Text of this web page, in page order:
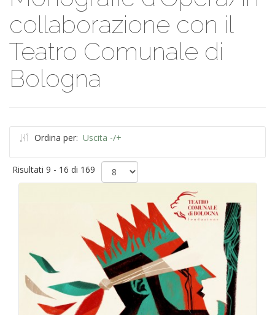
collaborazione con il
Teatro Comunale di
Bologna
Ordina per: Uscita -/+
Risultati 9 - 16 di 169